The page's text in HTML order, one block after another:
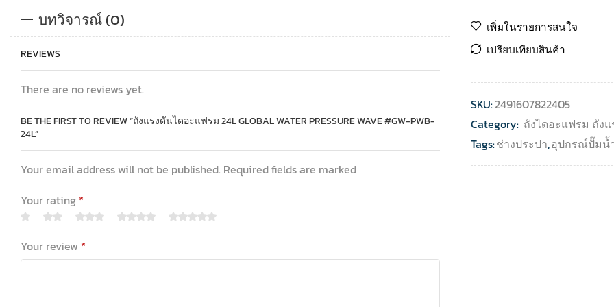
บทวิจารณ์ (0)
REVIEWS
There are no reviews yet.
BE THE FIRST TO REVIEW “ถังแรงดันไดอะแฟรม 24L GLOBAL WATER PRESSURE WAVE #GW-PWB-
24L”
Your email address will not be published. Required fields are marked
Your rating *
Your review *
เพิ่มในรายการสนใจ
เปรียบเทียบสินค้า
SKU:2491607822405
Category: ถังไดอะแฟรม ถัง
Tags:ช่างประปา,อุปกรณ์ปั๊มน้